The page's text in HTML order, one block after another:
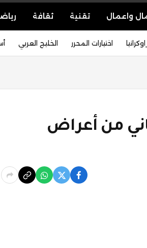
واعمال تقنية ثقافة
اختيارات المحرر الخليج العربي
من أعراض